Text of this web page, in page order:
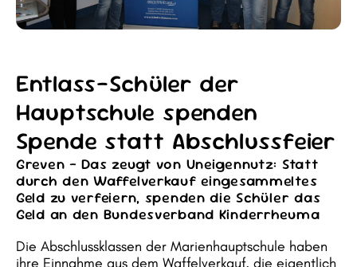
Entlass-Schüler der
Hauptschule spenden
Spende statt Abschlussfeier
Greven – Das zeugt von Uneigennutz: Statt
durch den Waffelverkauf eingesammeltes
Geld zu verfeiern, spenden die Schüler das
Geld an den Bundesverband Kinderrheuma
Die Abschlussklassen der Marienhauptschule haben
ihre Einnahme aus dem Waffelverkauf, die eigentlich